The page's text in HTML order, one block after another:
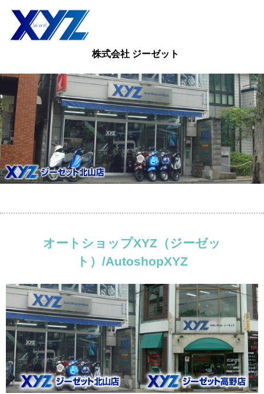
株式会社 ジーゼット
オートショップXYZ（ジーゼッ
ト）/AutoshopXYZ